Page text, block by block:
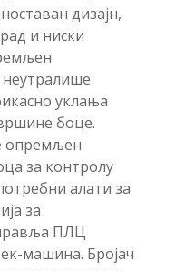
дизајн,
и ниски
уклања
боце.
опремљен
за контролу
алати за
за
ПЛЦ
машина. Бројач